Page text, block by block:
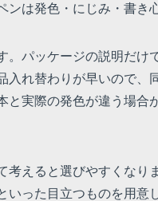
ンは発色・にじみ・書き
。パッケージの説明だ
入れ替わりが早いので
と実際の発色が違う場
考えると選びやすくな
いった目立つものを用